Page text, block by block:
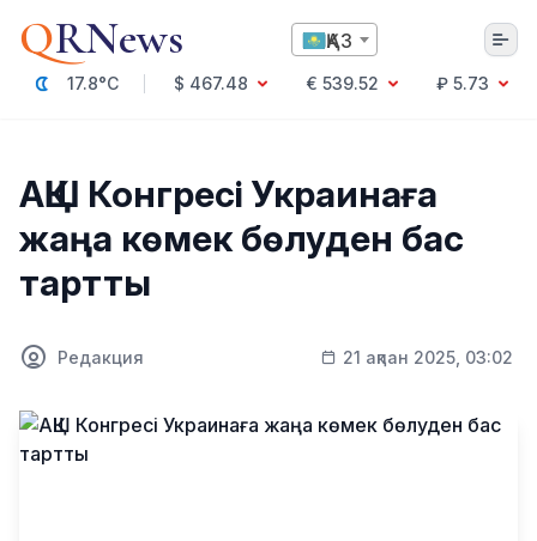
QRNews ҚАЗ
17.8°C $ 467.48 € 539.52
₽ 5.73
Саясат
Экономика
Әлемде
Білім және Ғылым
Оқиға
Спорт
АҚШ Конгресі Украинаға
жаңа көмек бөлуден бас
тартты
Редакция 21 ақпан 2025, 03:02